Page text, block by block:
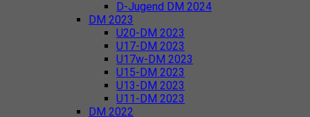
D-Jugend DM 2024
DM 2023
U20-DM 2023
U17-DM 2023
U17w-DM 2023
U15-DM 2023
U13-DM 2023
U11-DM 2023
DM 2022